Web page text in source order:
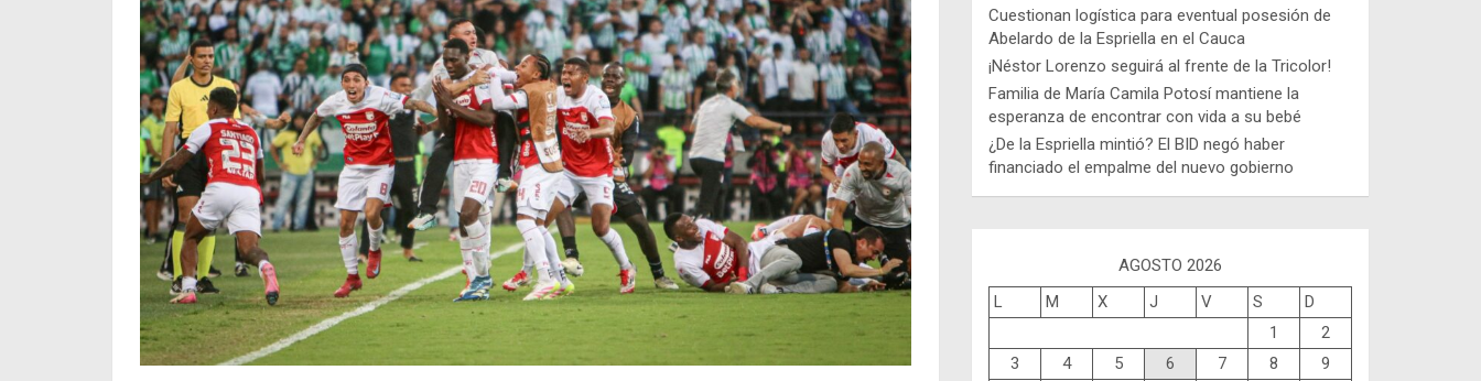
Cuestionan logística para eventual posesión de
Abelardo de la Espriella en el Cauca
¡Néstor Lorenzo seguirá al frente de la Tricolor!
Familia de María Camila Potosí mantiene la
esperanza de encontrar con vida a su bebé
¿De la Espriella mintió? El BID negó haber
financiado el empalme del nuevo gobierno
AGOSTO 2026
L
M X J V S
D
1
2
3
4 5 6 7 8
9